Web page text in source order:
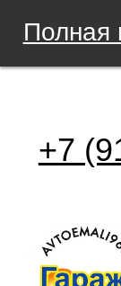
Полная
+7